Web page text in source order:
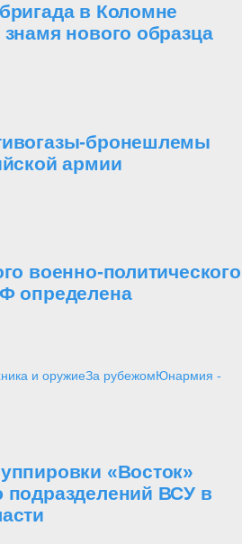
в Коломне
нового образца
бронешлемы
армии
военно-политического
определена
и оружиеЗа рубежомЮнармия -
«Восток»
подразделений ВСУ в